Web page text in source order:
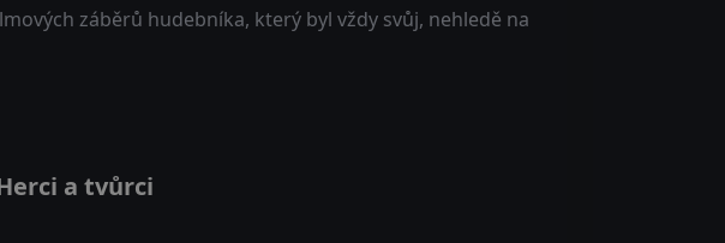
záběrů hudebníka, který byl vždy svůj, nehledě na
a tvůrci